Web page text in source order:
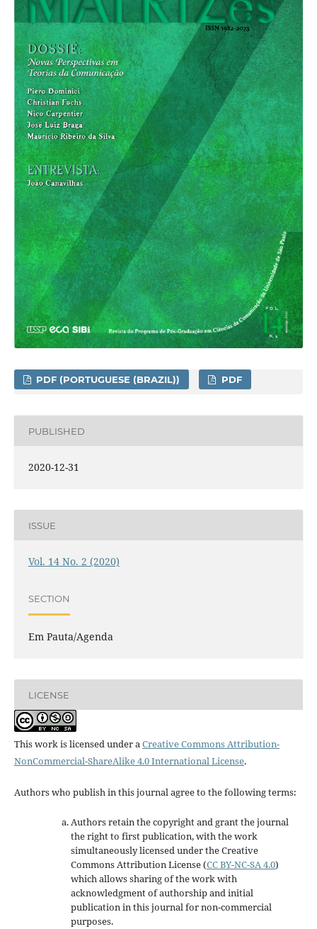
PDF (PORTUGUESE (BRAZIL)) PDF
PUBLISHED
2020-12-31
ISSUE
Vol. 14 No. 2 (2020)
SECTION
Em Pauta/Agenda
LICENSE
This work is licensed under aCreative Commons Attribution-
NonCommercial-ShareAlike 4.0 International License.
Authors who publish in this journal agree to the following terms:
Authors retain the copyright and grant the journal
the right to first publication, with the work
simultaneously licensed under the Creative
Commons Attribution License(CC BY-NC-SA 4.0)
which allows sharing of the work with
acknowledgment of authorship and initial
publication in this journalfor non-commercial
purposes.